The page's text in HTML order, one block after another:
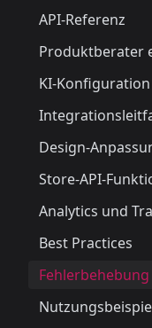
API-Referenz
Produktberater
KI-Konfiguration
Design-
Store-API-
Analytics und
Best Practices
Fehlerbehebung